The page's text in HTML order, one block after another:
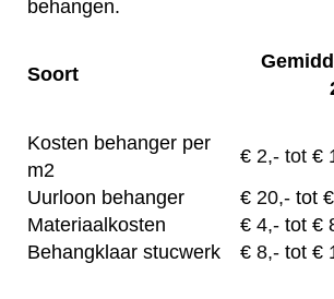
behangen.
Soort
Kosten behanger per
m2
€ 2,- tot €
Uurloon behanger
€ 20,- tot
Materiaalkosten
€ 4,- tot €
Behangklaar stucwerk
€ 8,- tot €